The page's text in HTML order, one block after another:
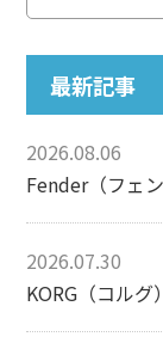
最新記事
2026.08.06
2026.07.30